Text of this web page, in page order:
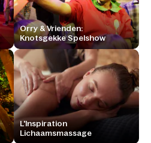
Orry & Vrienden:
Knotsgekke Spelshow
L'Inspiration
Lichaamsmassage